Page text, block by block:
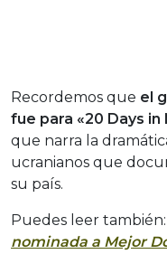
Recordemos que el
fue para «20 Days in
que narra la
ucranianos que
su país.
Puedes leer también:
nominada a Mejor